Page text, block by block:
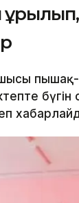
бүгін